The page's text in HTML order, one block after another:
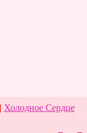
Холодное Сердце